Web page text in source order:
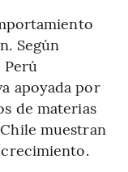
Según
apoyada por
de materias
muestran